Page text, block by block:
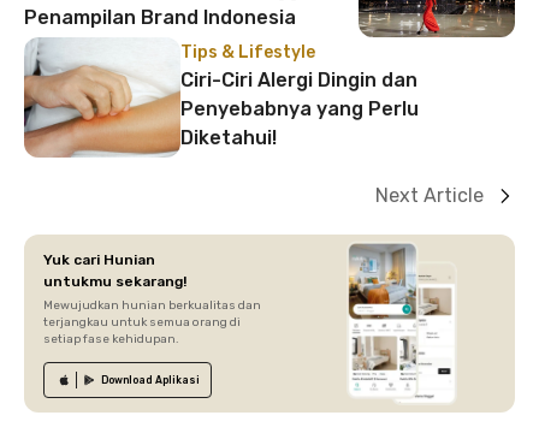
Penampilan Brand Indonesia
Tips & Lifestyle
Ciri-Ciri Alergi Dingin dan
Penyebabnya yang Perlu
Diketahui!
Next Article
Yuk cari Hunian
untukmu sekarang!
Mewujudkan hunian berkualitas dan
terjangkau untuk semua orang di
setiap fase kehidupan.
Download Aplikasi